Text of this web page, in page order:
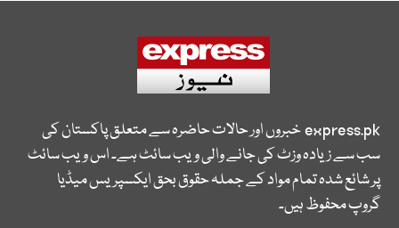
express.pkخبروں اور حالات حاضرہ سے متعلق پاکستان کی
سب سے زیادہ وزٹ کی جانے والی ویب سائٹ ہے۔ اس ویب سائٹ
پر شائع شدہ تمام مواد کے جملہ حقوق بحق ایکسپریس میڈیا
گروپ محفوظ ہیں۔